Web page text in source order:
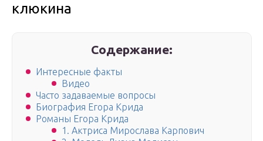
клюкина
Содержание:
Интересные факты
Видео
Часто задаваемые вопросы
Биография Егора Крида
Романы Егора Крида
1. Актриса Мирослава Карпович